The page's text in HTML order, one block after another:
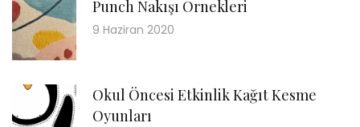
Punch Nakışı Örnekleri
9 Haziran 2020
Okul Öncesi Etkinlik Kağıt Kesme
Oyunları